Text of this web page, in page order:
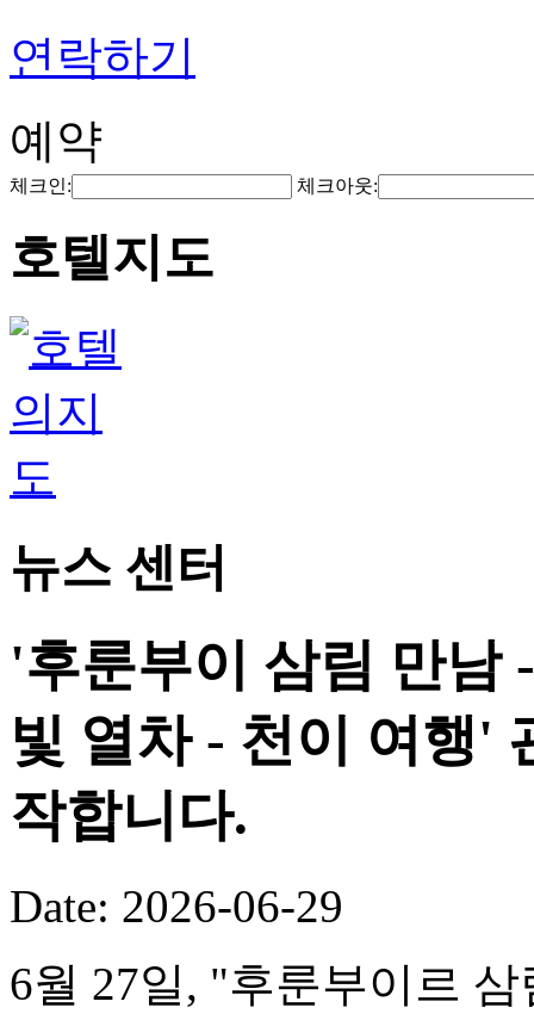
연락하기
예약
체크인: 체크아웃:
호텔지도
뉴스 센터
'후룬부이 삼림 만남
빛 열차 - 천이 여행'
작합니다.
Date: 2026-06-29
6월 27일, "후룬부이르